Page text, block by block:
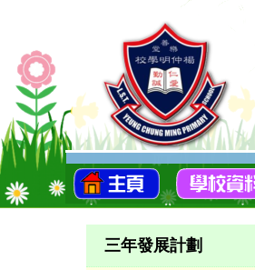
三年發展計劃